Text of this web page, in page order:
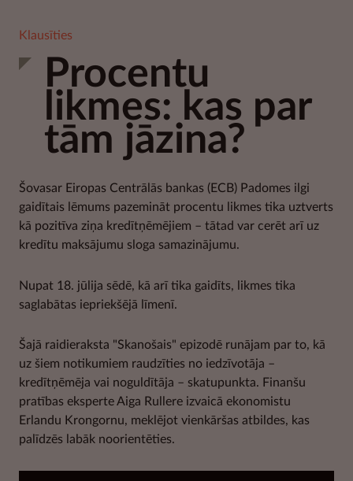
Klausīties
Procentu
likmes: kas par
tām jāzina?
Šovasar Eiropas Centrālās bankas (ECB) Padomes ilgi
gaidītais lēmums pazemināt procentu likmes tika uztverts
kā pozitīva ziņa kredītņēmējiem – tātad var cerēt arī uz
kredītu maksājumu sloga samazinājumu.
Nupat 18. jūlija sēdē, kā arī tika gaidīts, likmes tika
saglabātas iepriekšējā līmenī.
Šajā raidieraksta "Skanošais" epizodē runājam par to, kā
uz šiem notikumiem raudzīties no iedzīvotāja –
kredītņēmēja vai noguldītāja – skatupunkta. Finanšu
pratības eksperte Aiga Rullere izvaicā ekonomistu
Erlandu Krongornu, meklējot vienkāršas atbildes, kas
palīdzēs labāk noorientēties.